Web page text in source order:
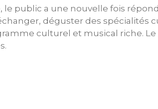
public a une nouvelle fois
déguster des spécialités
culturel et musical riche.